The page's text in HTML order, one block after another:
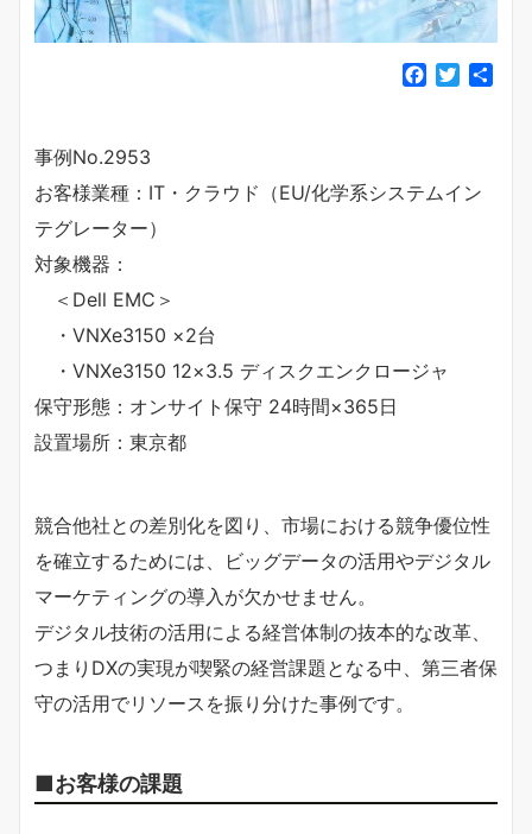
o
e
事例No.2953
お客様業種：IT・クラウド（EU/化学系システムイン
テグレーター）
対象機器：
＜Dell EMC＞
・VNXe3150 ×2台
・VNXe3150 12×3.5 ディスクエンクロージャ
保守形態：オンサイト保守 24時間×365日
設置場所：東京都
競合他社との差別化を図り、市場における競争優位性
を確立するためには、ビッグデータの活用やデジタル
マーケティングの導入が欠かせません。
デジタル技術の活用による経営体制の抜本的な改革、
つまりDXの実現が喫緊の経営課題となる中、第三者保
守の活用でリソースを振り分けた事例です。
■お客様の課題